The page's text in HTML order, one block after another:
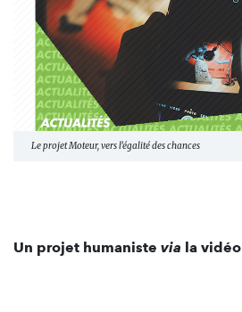
Le projet Moteur, vers l’égalité des chances
Un projet humaniste via la vidéo